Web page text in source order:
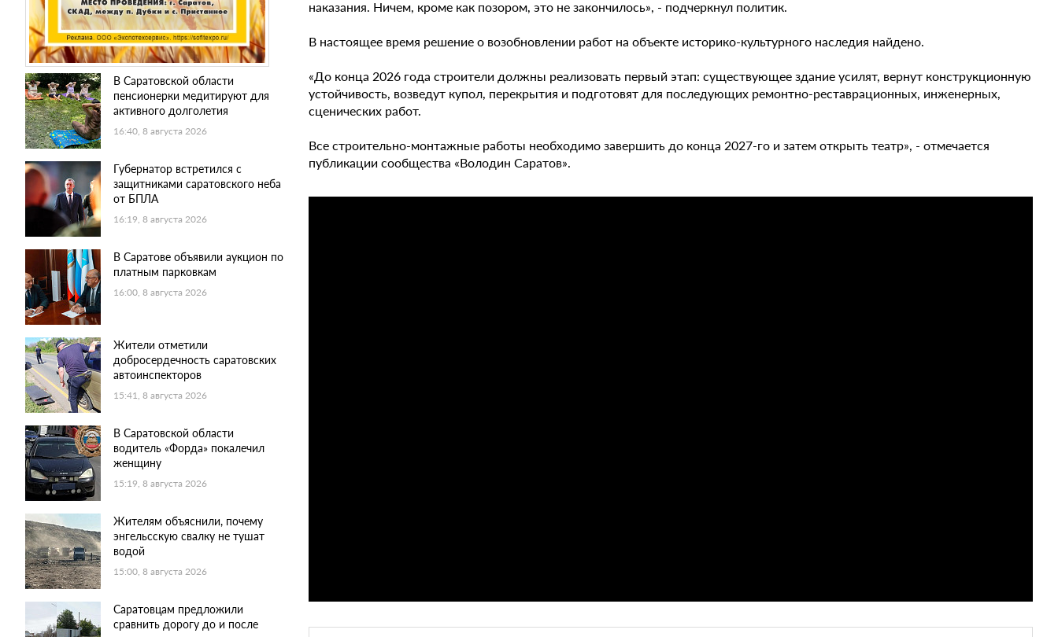
В Саратовской области
пенсионерки медитируют для
активного долголетия
16:40, 8 августа 2026
Губернатор встретился с
защитниками саратовского неба
от БПЛА
16:19, 8 августа 2026
В Саратове объявили аукцион по
платным парковкам
16:00, 8 августа 2026
Жители отметили
добросердечность саратовских
автоинспекторов
15:41, 8 августа 2026
В Саратовской области
водитель «Форда» покалечил
женщину
15:19, 8 августа 2026
Жителям объяснили, почему
энгельсскую свалку не тушат
водой
15:00, 8 августа 2026
Саратовцам предложили
сравнить дорогу до и после
наказания. Ничем, кроме как позором, это не закончилось», - подчеркнул политик.
В настоящее время решение о возобновлении работ на объекте историко-культурного наследия найдено.
«До конца 2026 года строители должны реализовать первый этап: существующее здание усилят, вернут конструкционную
устойчивость, возведут купол, перекрытия и подготовят для последующих ремонтно-реставрационных, инженерных,
сценических работ.
Все строительно-монтажные работы необходимо завершить до конца 2027-го и затем открыть театр», - отмечается
публикации сообщества «Володин Саратов».